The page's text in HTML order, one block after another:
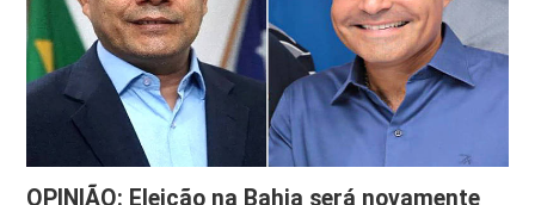
OPINIÃO: Eleição na Bahia será novamente